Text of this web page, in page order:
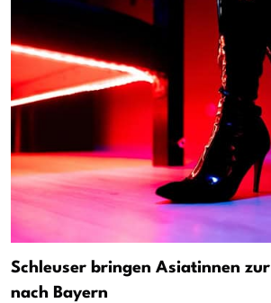
Schleuser bringen Asiatinnen
nach Bayern